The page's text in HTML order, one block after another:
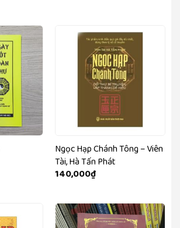
Ngọc Hạp Chánh Tông – Viên
Tài, Hà Tấn Phát
140,000₫